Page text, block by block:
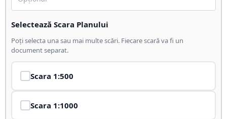
Selectează Scara Planului
Poți selecta una sau mai multe scări. Fiecare scară va fi un
document separat.
Scara 1:500
Scara 1:1000